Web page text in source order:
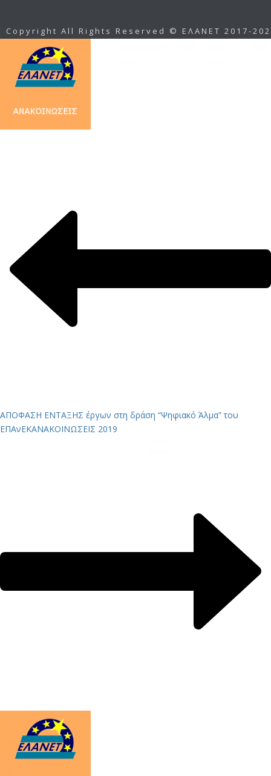
Copyright All Rights Reserved © ΕΛΑΝΕΤ 2017-
ΑΠΟΦΑΣΗ ΕΝΤΑΞΗΣ έργων στη δράση “Ψηφιακό Άλμα” του
ΕΠΑνΕΚΑΝΑΚΟΙΝΩΣΕΙΣ 2019